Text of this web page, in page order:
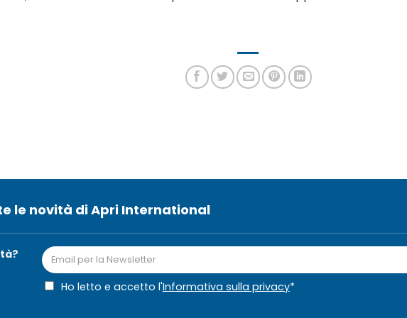
le novità di Apri International
Ho letto e accetto l'Informativa sulla privacy*